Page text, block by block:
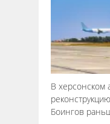
В херсонском
Боингов